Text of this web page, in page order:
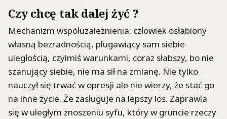
Czy chcę tak dalej żyć ?
Mechanizm współuzależnienia: człowiek osłabiony
własną bezradnością, plugawiący sam siebie
uległością, czyimiś warunkami, coraz słabszy, bo nie
szanujący siebie, nie ma sił na zmianę. Nie tylko
nauczył się trwać w opresji ale nie wierzy, że stać go
na inne życie. Że zasługuje na lepszy los. Zaprawia
się w uległym znoszeniu syfu, który w gruncie rzeczy